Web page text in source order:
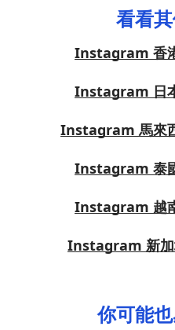
看看
Instagram 香
Instagram 日
Instagram 馬來
Instagram 泰
Instagram 越
Instagram 新加
你可能